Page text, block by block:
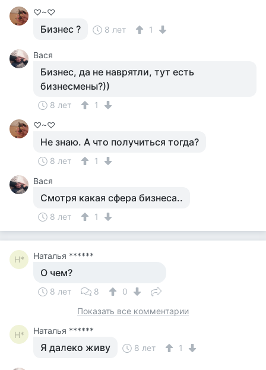
♡~♡
Бизнес ? 8 лет 1
Вася
Бизнес, да не наврятли, тут есть
бизнесмены?))
8 лет
1
♡~♡
Не знаю. А что получиться тогда?
8 лет
1
Вася
Смотря какая сфера бизнеса..
8 лет 1
Н* Наталья ******
О чем?
8 лет 8
0
Показать все комментарии
Н* Наталья ******
Я далеко живу 8 лет 1